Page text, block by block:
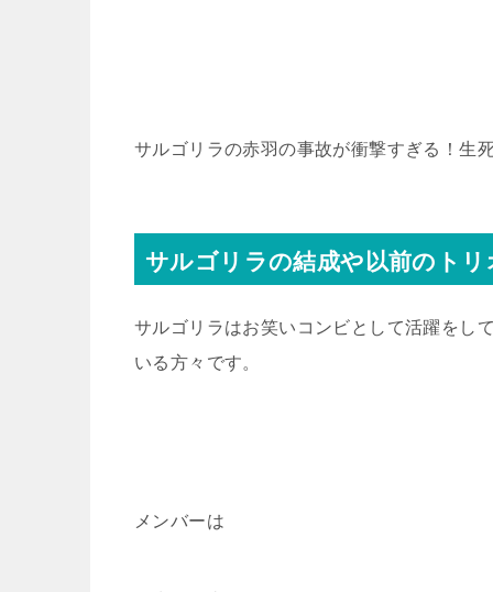
サルゴリラの赤羽の事故が衝撃すぎる！生
サルゴリラの結成や以前のトリ
サルゴリラはお笑いコンビとして活躍をして
いる方々です。
メンバーは